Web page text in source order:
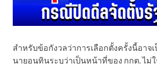
สำหรับข้อกังวลว่าการเลือกตั้งครั้งนี้อาจ
นายอนุทินระบุว่าเป็นหน้าที่ของ กกต. ไม่ใ